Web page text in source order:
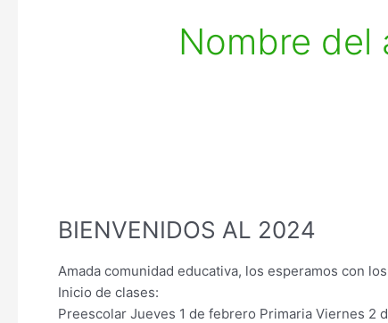
Nombre del
BIENVENIDOS AL 2024
Amada comunidad educativa, los esperamos con
Inicio de clases:
Preescolar Jueves 1 de febrero Primaria Viernes 2
2024